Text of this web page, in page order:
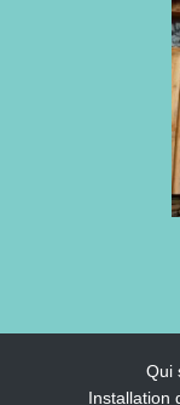
Qui
Installation